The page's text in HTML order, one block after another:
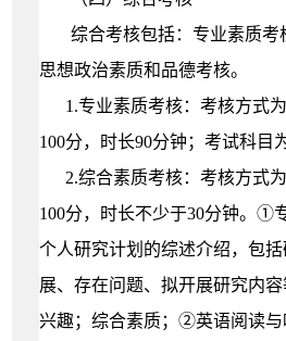
综合考核包括：专业素质考
思想政治素质和品德考核。
1.专业素质考核：考核方式
100分， 时长90分钟；考试科目
2.综合素质考核：考核方式
100分， 时长不少于30分钟。①
个人研究计划 的综述介绍，包
展、存在问题、拟开展研究内
兴趣；综合素质；②英语阅读与